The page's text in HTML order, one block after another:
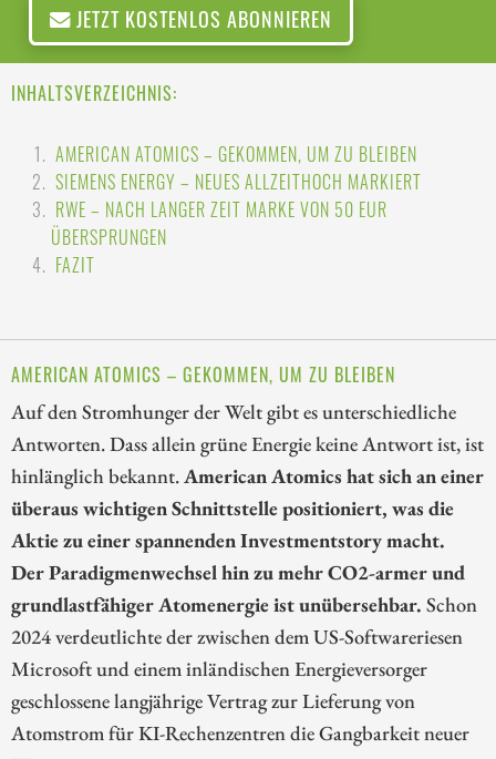
JETZT KOSTENLOS ABONNIEREN
INHALTSVERZEICHNIS:
AMERICAN ATOMICS – GEKOMMEN, UM ZU BLEIBEN
SIEMENS ENERGY – NEUES ALLZEITHOCH MARKIERT
RWE – NACH LANGER ZEIT MARKE VON 50 EUR
ÜBERSPRUNGEN
FAZIT
AMERICAN ATOMICS – GEKOMMEN, UM ZU BLEIBEN
Auf den Stromhunger der Welt gibt es unterschiedliche
Antworten. Dass allein grüne Energie keine Antwort ist, ist
hinlänglich bekannt.American Atomics hat sich an einer
überaus wichtigen Schnittstelle positioniert, was die
Aktie zu einer spannenden Investmentstory macht.
Der Paradigmenwechsel hin zu mehr CO2-armer und
grundlastfähiger Atomenergie ist unübersehbar. Schon
2024 verdeutlichte der zwischen dem US-Softwareriesen
Microsoft und einem inländischen Energieversorger
geschlossene langjährige Vertrag zur Lieferung von
Atomstrom für KI-Rechenzentren die Gangbarkeit neuer